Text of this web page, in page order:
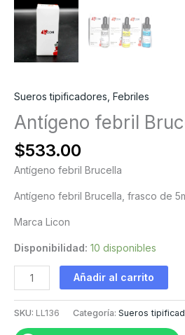
Sueros tipificadores, Febriles
Antígeno febril
$533.00
Antígeno febril Brucella
Antígeno febril Brucella, frasco de
Marca Licon
Disponibilidad: 10 disponibles
Antígeno
febril
Añadir al carrito
SKU: LL136 Categoría: Sueros